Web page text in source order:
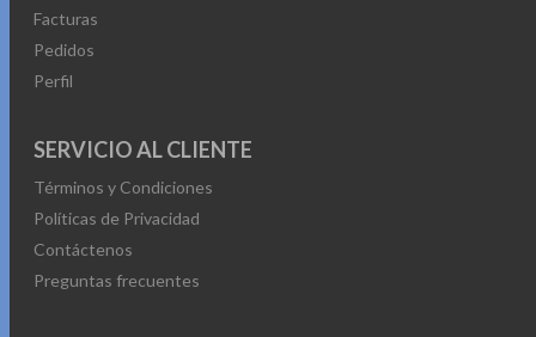
Facturas
Pedidos
Perfil
SERVICIO AL CLIENTE
Términos y Condiciones
Políticas de Privacidad
Contáctenos
Preguntas frecuentes